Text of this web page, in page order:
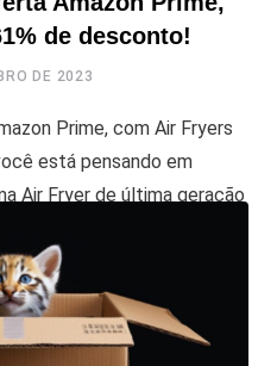
de desconto!
DE 2023
Prime, com Air Fryers
está pensando em
Air Fryer de última geração
sem óleo, então você no
A Amazon acaba